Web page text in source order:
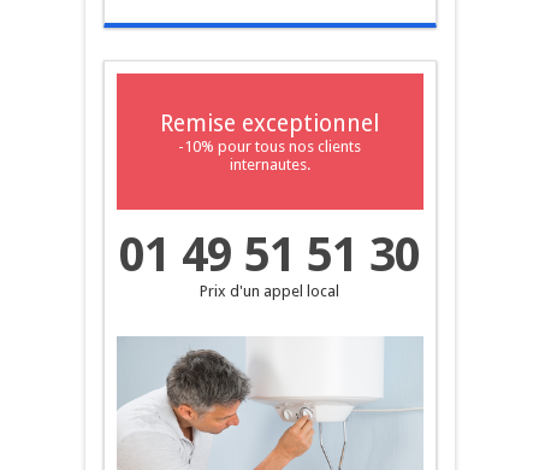
Remise exceptionnel
-10% pour tous nos clients
internautes.
01 49 51 51 30
Prix d'un appel local